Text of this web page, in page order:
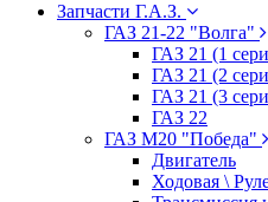
Запчасти Г.А.З.
ГАЗ 21-22 "Волга"
ГАЗ 21 (1
ГАЗ 21 (2
ГАЗ 21 (3
ГАЗ 22
ГАЗ М20 "Победа"
Двигатель
Ходовая \